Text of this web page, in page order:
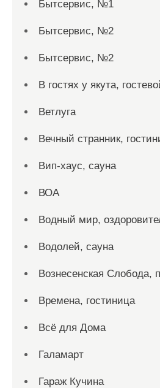
Бытсервис, №1
Бытсервис, №2
Бытсервис, №2
В гостях у якута,
Ветлуга
Вечный странник,
Вип-хаус, сауна
ВОА
Водный мир,
Водолей, сауна
Вознесенская Слобода,
Времена, гостиница
Всё для Дома
Галамарт
Гараж Кучина